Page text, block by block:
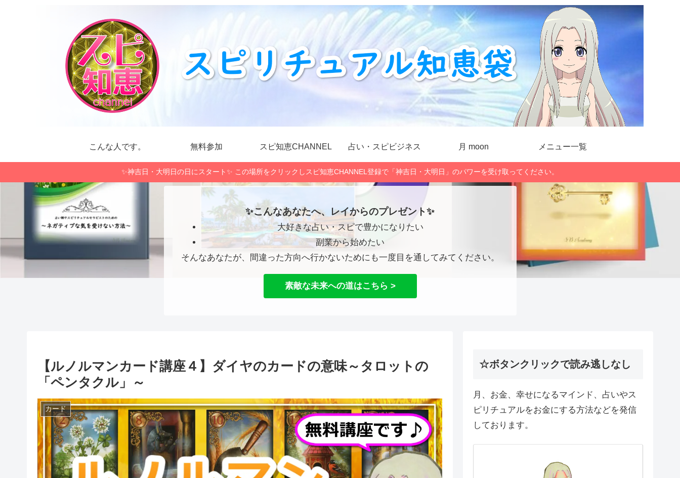
こんな人です。 無料参加 スピ知恵CHANNEL 占い・スピビジネス 月 moon メニュー一覧
✨神吉日・大明日の日にスタート✨ この場所をクリックしスピ知恵CHANNEL登録で「神吉日・大明日」のパワーを受け取ってください。
✨こんなあなたへ、レイからのプレゼント✨
大好きな占い・スピで豊かになりたい
副業から始めたい
そんなあなたが、間違った方向へ行かないためにも一度目を通してみてください。
素敵な未来への道はこちら >
【ルノルマンカード講座４】ダイヤのカードの意味～タロットの
「ペンタクル」～
カード
☆ボタンクリックで読み逃しなし
月、お金、幸せになるマインド、占いやス
ピリチュアルをお金にする方法などを発信
しております。